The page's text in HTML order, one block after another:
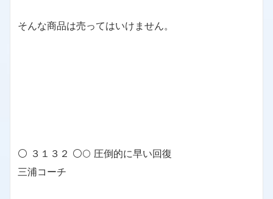
そんな商品は売ってはいけません。
⚪ ３１３２ ⚪🌕 圧倒的に早い回復
三浦コーチ